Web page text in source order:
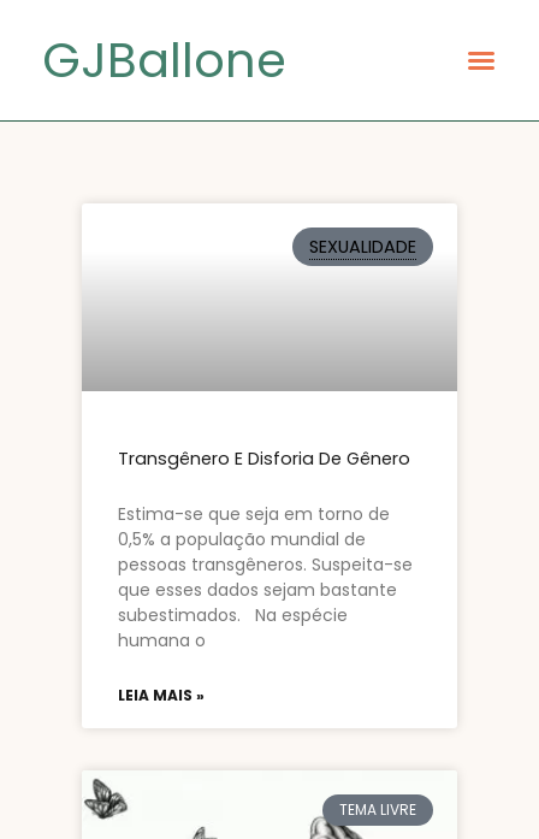
GJBallone
SEXUALIDADE
Transgênero E Disforia De Gênero
Estima-se que seja em torno de
0,5% a população mundial de
pessoas transgêneros. Suspeita-se
que esses dados sejam bastante
subestimados. Na espécie
humana o
LEIA MAIS »
TEMA LIVRE